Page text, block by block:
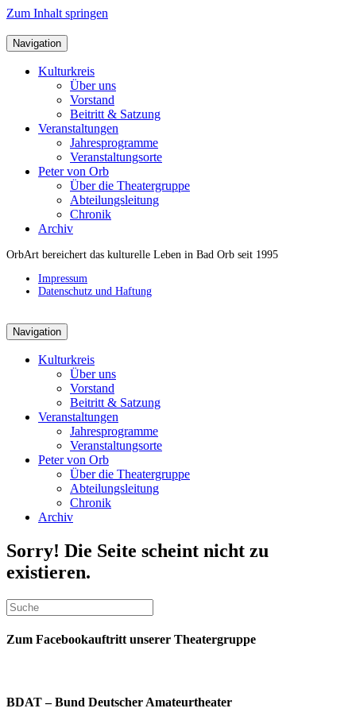
Zum Inhalt springen
Navigation
Kulturkreis
Über uns
Vorstand
Beitritt & Satzung
Veranstaltungen
Jahresprogramme
Veranstaltungsorte
Peter von Orb
Über die Theatergruppe
Abteilungsleitung
Chronik
Archiv
OrbArt bereichert das kulturelle Leben in Bad Orb seit 1995
Impressum
Datenschutz und Haftung
Navigation
Kulturkreis
Über uns
Vorstand
Beitritt & Satzung
Veranstaltungen
Jahresprogramme
Veranstaltungsorte
Peter von Orb
Über die Theatergruppe
Abteilungsleitung
Chronik
Archiv
Sorry! Die Seite scheint nicht zu
existieren.
Zum Facebookauftritt unserer Theatergruppe
BDAT – Bund Deutscher Amateurtheater